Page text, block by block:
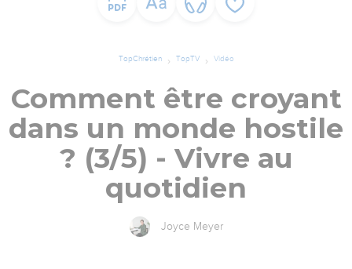
TopChrétien TopTV Vidéo
Comment être croyant
dans un monde hostile
? (3/5) - Vivre au
quotidien
Joyce Meyer